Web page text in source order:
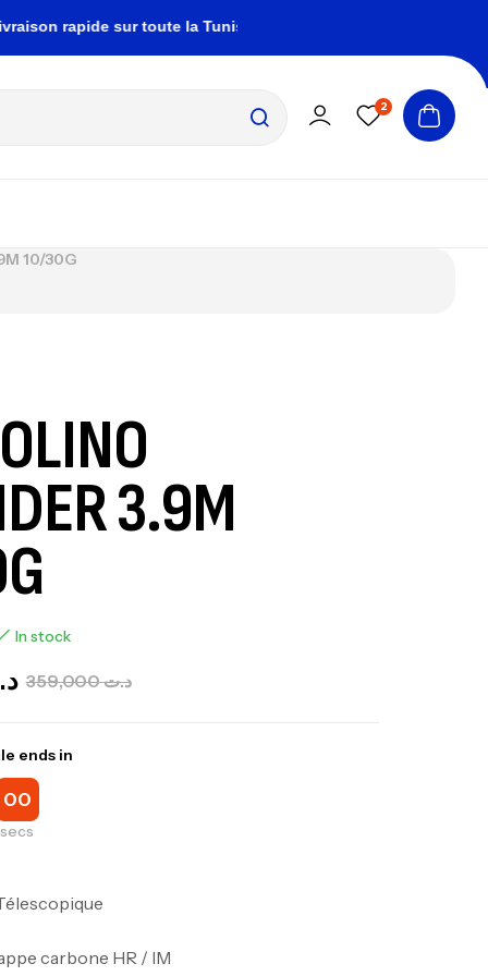
rapide sur toute la Tunisie
2
10/30G
3.9M
In stock
د.ت359,000
ends in
00
secs
carbone HR / IM